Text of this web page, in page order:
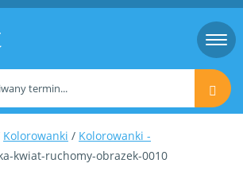
Kolorowanki / Kolorowanki -
kwiat-ruchomy-obrazek-0010